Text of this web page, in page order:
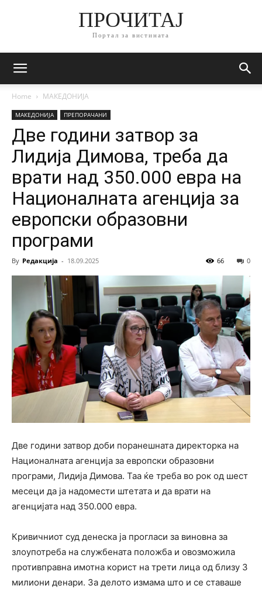
ПРОЧИТАЈ
Портал за вистината
Home МАКЕДОНИЈА
МАКЕДОНИЈА ПРЕПОРАЧАНИ
Две години затвор за
Лидија Димова, треба да
врати над 350.000 евра на
Националната агенција за
европски образовни
програми
By Редакција - 18.09.2025 0
66
Две години затвор доби поранешната директорка на
Националната агенција за европски образовни
програми, Лидија Димова. Таа ќе треба во рок од шест
месеци да ја надомести штетата и да врати на
агенцијата над 350.000 евра.
Кривичниот суд денеска ја прогласи за виновна за
злоупотреба на службената положба и овозможила
противправна имотна корист на трети лица од близу 3
милиони денари. За делото измама што и се ставаше